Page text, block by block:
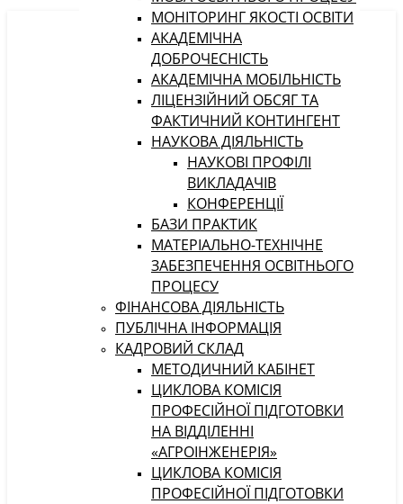
МОНІТОРИНГ ЯКОСТІ ОСВІТИ
АКАДЕМІЧНА
ДОБРОЧЕСНІСТЬ
АКАДЕМІЧНА МОБІЛЬНІСТЬ
ЛІЦЕНЗІЙНИЙ ОБСЯГ ТА
ФАКТИЧНИЙ КОНТИНГЕНТ
НАУКОВА ДІЯЛЬНІСТЬ
НАУКОВІ ПРОФІЛІ
ВИКЛАДАЧІВ
КОНФЕРЕНЦІЇ
БАЗИ ПРАКТИК
МАТЕРІАЛЬНО-ТЕХНІЧНЕ
ЗАБЕЗПЕЧЕННЯ ОСВІТНЬОГО
ПРОЦЕСУ
ФІНАНСОВА ДІЯЛЬНІСТЬ
ПУБЛІЧНА ІНФОРМАЦІЯ
КАДРОВИЙ СКЛАД
МЕТОДИЧНИЙ КАБІНЕТ
ЦИКЛОВА КОМІСІЯ
ПРОФЕСІЙНОЇ ПІДГОТОВКИ
НА ВІДДІЛЕННІ
«АГРОІНЖЕНЕРІЯ»
ЦИКЛОВА КОМІСІЯ
ПРОФЕСІЙНОЇ ПІДГОТОВКИ